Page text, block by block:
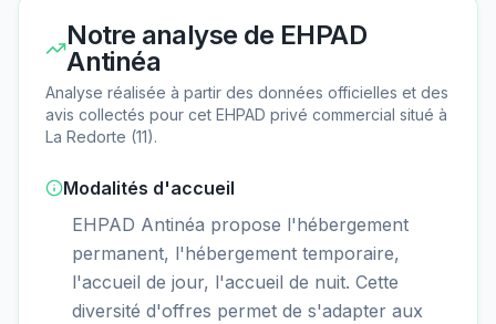
Notre analyse de EHPAD
Antinéa
Analyse réalisée à partir des données officielles et des
avis collectés pour cet EHPAD privé commercial situé à
La Redorte (11).
Modalités d'accueil
EHPAD Antinéa propose l'hébergement
permanent, l'hébergement temporaire,
l'accueil de jour, l'accueil de nuit. Cette
diversité d'offres permet de s'adapter aux